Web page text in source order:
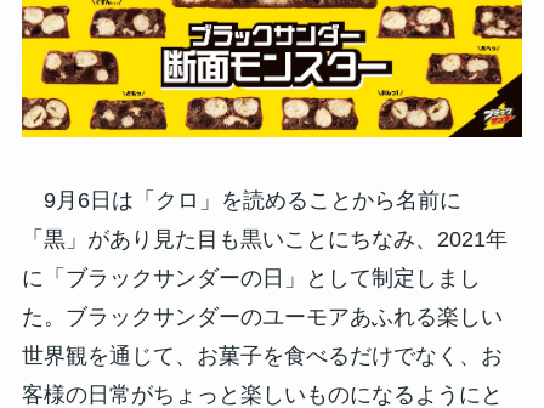
9月6日は「クロ」を読めることから名前に
「黒」があり見た目も黒いことにちなみ、2021年
に「ブラックサンダーの日」として制定しまし
た。ブラックサンダーのユーモアあふれる楽しい
世界観を通じて、お菓子を食べるだけでなく、お
客様の日常がちょっと楽しいものになるようにと